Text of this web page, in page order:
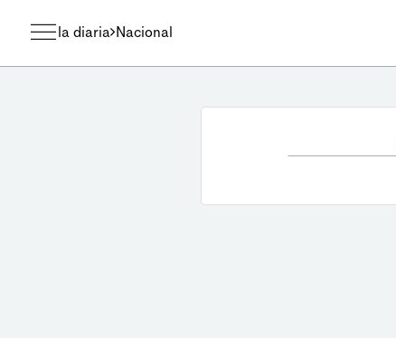
la diaria Nacional